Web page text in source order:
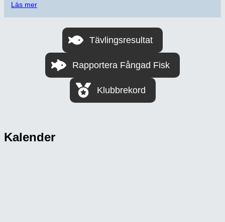
Läs mer
Tävlingsresultat
Rapportera Fångad Fisk
Klubbrekord
Kalender